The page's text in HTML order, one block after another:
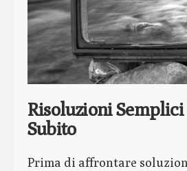
Risoluzioni
Subito
Prima di affrontare